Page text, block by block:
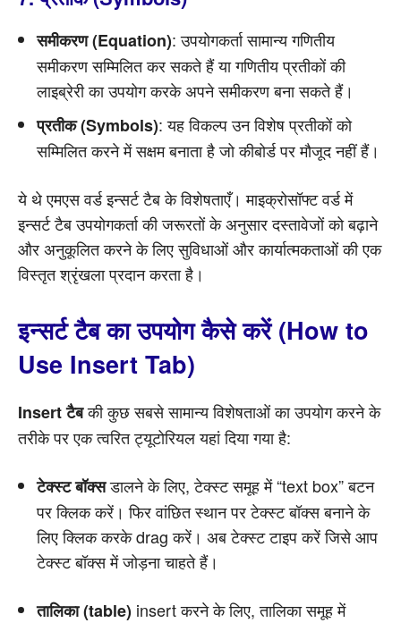
समीकरण (Equation): उपयोगकर्ता सामान्य गणितीय
समीकरण सम्मिलित कर सकते हैं या गणितीय प्रतीकों की
लाइब्रेरी का उपयोग करके अपने समीकरण बना सकते हैं।
प्रतीक (Symbols): यह विकल्प उन विशेष प्रतीकों को
सम्मिलित करने में सक्षम बनाता है जो कीबोर्ड पर मौजूद नहीं हैं।
ये थे एमएस वर्ड इन्सर्ट टैब के विशेषताएँ। माइक्रोसॉफ्ट वर्ड में
इन्सर्ट टैब उपयोगकर्ता की जरूरतों के अनुसार दस्तावेजों को बढ़ाने
और अनुकूलित करने के लिए सुविधाओं और कार्यात्मकताओं की एक
विस्तृत श्रृंखला प्रदान करता है।
इन्सर्ट टैब का उपयोग कैसे करें (How to
Use Insert Tab)
Insert टैबकी कुछ सबसे सामान्य विशेषताओं का उपयोग करने के
तरीके पर एक त्वरित ट्यूटोरियल यहां दिया गया है:
टेक्स्ट बॉक्सडालने के लिए, टेक्स्ट समूह में “text box” बटन
पर क्लिक करें। फिर वांछित स्थान पर टेक्स्ट बॉक्स बनाने के
लिए क्लिक करके drag करें। अब टेक्स्ट टाइप करें जिसे आप
टेक्स्ट बॉक्स में जोड़ना चाहते हैं।
तालिका (table) insert करने के लिए, तालिका समूह में